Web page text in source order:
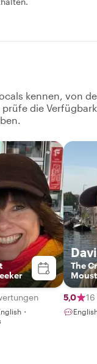
kennen, von
die
・
The
5,0